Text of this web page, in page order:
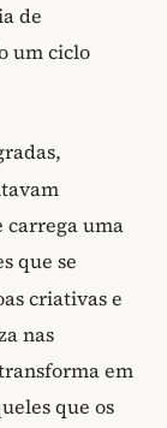
de
um ciclo
carrega uma
que se
criativas e
nas
em
que os